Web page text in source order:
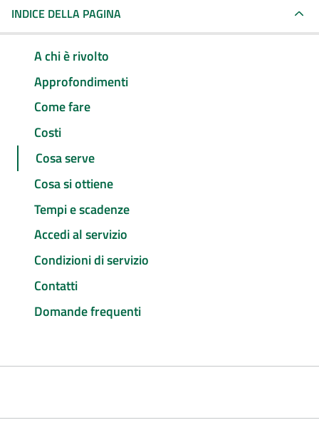
INDICE DELLA PAGINA
A chi è rivolto
Approfondimenti
Come fare
Costi
Cosa serve
Cosa si ottiene
Tempi e scadenze
Accedi al servizio
Condizioni di servizio
Contatti
Domande frequenti